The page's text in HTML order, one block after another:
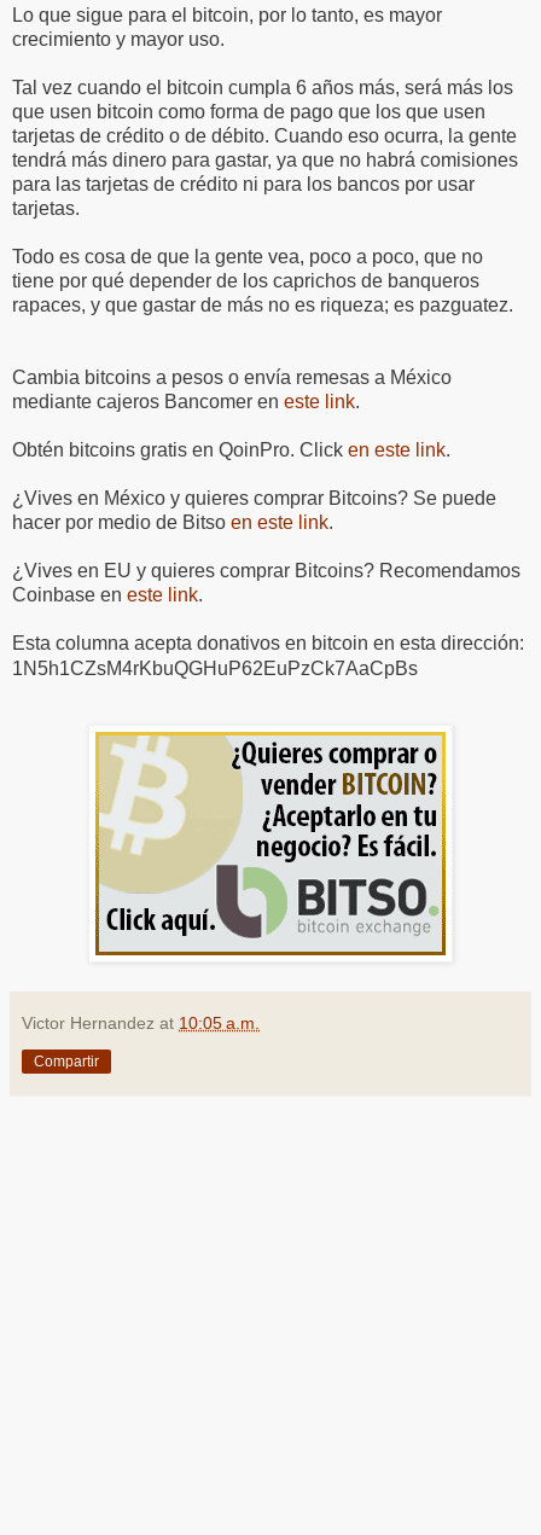
Lo que sigue para el bitcoin, por lo tanto, es mayor
crecimiento y mayor uso.
Tal vez cuando el bitcoin cumpla 6 años más, será más los
que usen bitcoin como forma de pago que los que usen
tarjetas de crédito o de débito. Cuando eso ocurra, la gente
tendrá más dinero para gastar, ya que no habrá comisiones
para las tarjetas de crédito ni para los bancos por usar
tarjetas.
Todo es cosa de que la gente vea, poco a poco, que no
tiene por qué depender de los caprichos de banqueros
rapaces, y que gastar de más no es riqueza; es pazguatez.
Cambia bitcoins a pesos o envía remesas a México
mediante cajeros Bancomer en este link.
Obtén bitcoins gratis en QoinPro. Click en este link.
¿Vives en México y quieres comprar Bitcoins? Se puede
hacer por medio de Bitso en este link.
¿Vives en EU y quieres comprar Bitcoins? Recomendamos
Coinbase en este link.
Esta columna acepta donativos en bitcoin en esta dirección:
1N5h1CZsM4rKbuQGHuP62EuPzCk7AaCpBs
Victor Hernandez at 10:05 a.m.
Compartir